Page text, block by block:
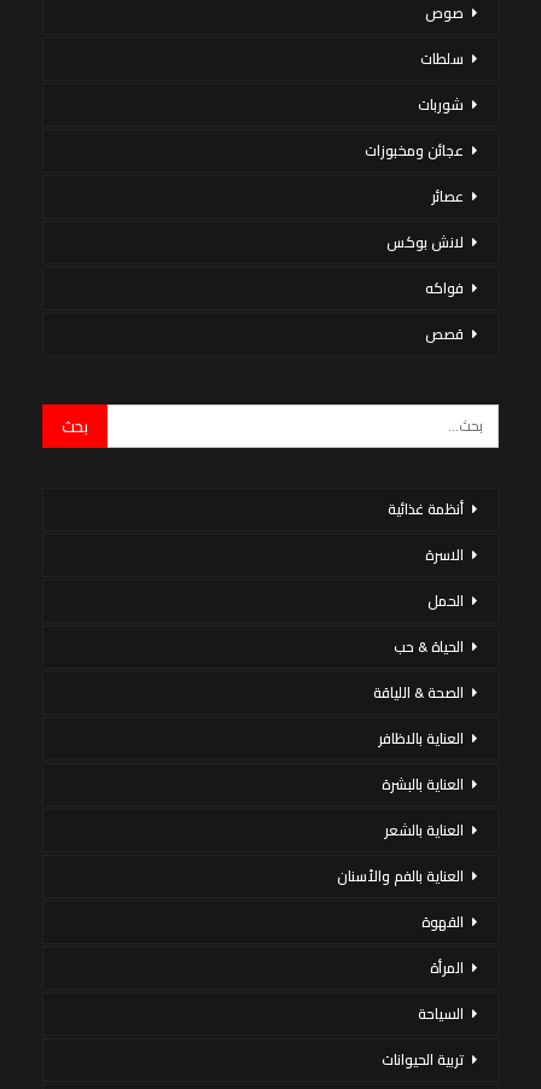
صوص
سلطات
شوربات
عجائن ومخبوزات
عصائر
لانش بوكس
فواكه
قصص
أنظمة غذائية
الاسرة
الحمل
الحياة & حب
الصحة & اللياقة
العناية بالاظافر
العناية بالبشرة
العناية بالشعر
العناية بالفم والأسنان
القهوة
المرأة
السياحة
تربية الحيوانات